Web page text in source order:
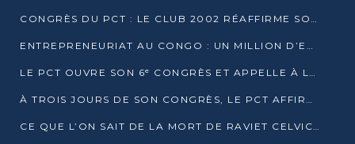
CONGRÈS DU PCT : LE CLUB 2002 RÉAFFIRME SON SOUTIEN À DENIS SASSOU-N’GUESSO POUR 2026
ENTREPRENEURIAT AU CONGO : UN MILLION D’EUROS POUR FINANCER LES STARTUPS DÈS 2026
LE PCT OUVRE SON 6ᵉ CONGRÈS ET APPELLE À LA CANDIDATURE DE DENIS SASSOU NGUESSO
À TROIS JOURS DE SON CONGRÈS, LE PCT AFFIRME AVOIR ATTEINT TOUS SES OBJECTIFS
CE QUE L’ON SAIT DE LA MORT DE RAVIET CELVIC N’TSIANTSIE